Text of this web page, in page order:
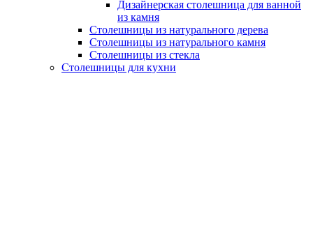
Дизайнерская столешница для ванной
из камня
Столешницы из натурального дерева
Столешницы из натурального камня
Столешницы из стекла
Столешницы для кухни